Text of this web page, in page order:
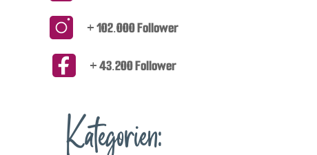
+ 102.000 Follower
+ 43.200 Follower
Kategorien: